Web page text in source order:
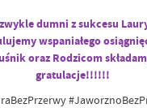
dumni z sukcesu
wspaniałego
oraz Rodzicom
gratulacje!!!!!!